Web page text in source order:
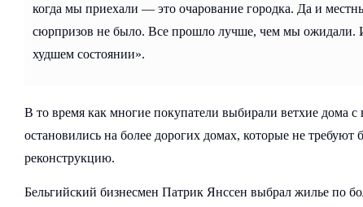
когда мы приехали — это очарование городка. Да и
сюрпризов не было. Все прошло лучше, чем мы
худшем состоянии».
В то время как многие покупатели выбирали ветхие дома
остановились на более дорогих домах, которые не
реконструкцию.
Бельгийский бизнесмен Патрик Янссен выбрал жилье по